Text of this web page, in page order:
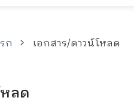
ก เอกสาร/ดาวน์โหลด
ลด